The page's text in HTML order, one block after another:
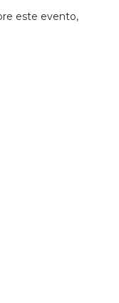
este evento,